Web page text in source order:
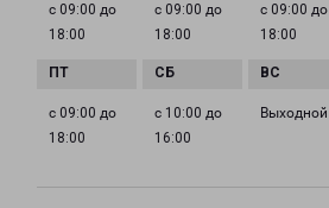
с 09:00 до
18:00
с 09:00 до
18:00
с 09:00 до
18:00
с 09:00 до
18:00
с 10:00 до
16:00
Выходной